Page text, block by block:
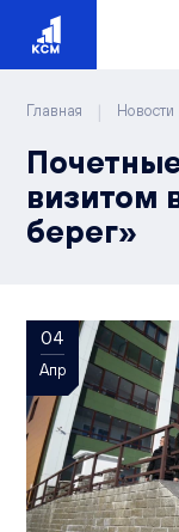
Проекты
Сити Парк
РИВЕР ПАРК
Чистые пруды
Квартиры
1-комнатные
2-комнатные
3-комнатные
4-комнатные
5-комнатные
О компании
Блог
Документы
Способы покупки
Главная | Новости
визитом
берег»
04
Апр